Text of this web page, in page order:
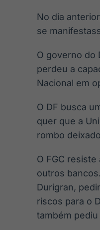
No dia
se
O governo do
perdeu a
Nacional em
O DF busca
quer que a
rombo
O FGC
outros
Durigran,
riscos para o
também